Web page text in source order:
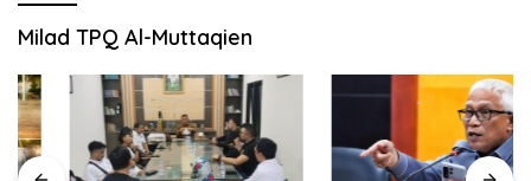
Milad TPQ Al-Muttaqien